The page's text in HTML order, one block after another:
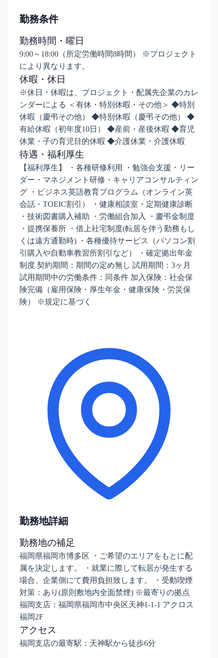
勤務条件
勤務時間・曜日
9:00～18:00（所定労働時間8時間） ※プロジェクト
により異なります。
休暇・休日
※休日・休暇は、プロジェクト・配属先企業のカレ
ンダーによる ＜有休・特別休暇・その他＞ ◆特別
休暇（慶弔その他） ◆特別休暇（慶弔その他） ◆
有給休暇（初年度10日） ◆産前・産後休暇 ◆育児
休業・子の育児目的休暇 ◆介護休業・介護休暇
待遇・福利厚生
【福利厚生】 ・各種研修利用 ・勉強会支援・リー
ダー・マネジメント研修・キャリアコンサルティン
グ ・ビジネス英語教育プログラム（オンライン英
会話・TOEIC割引） ・健康相談室・定期健康診断
・技術図書購入補助 ・労働組合加入 ・慶弔金制度
・提携保養所 ・借上社宅制度(転居を伴う勤務もし
くは遠方通勤時) ・各種優待サービス（パソコン割
引購入や自動車教習所割引など） ・確定拠出年金
制度 契約期間：期間の定め無し 試用期間：3ヶ月
試用期間中の労働条件：同条件 加入保険：社会保
険完備（雇用保険・厚生年金・健康保険・労災保
険） ※規定に基づく
勤務地詳細
勤務地の補足
福岡県福岡市博多区 ・ご希望のエリアをもとに配
属を決定します。 ・就業に際して転居が発生する
場合、企業側にて費用負担致します。 ・受動喫煙
対策：あり(原則敷地内全面禁煙) ※最寄りの拠点
福岡支店：福岡県福岡市中央区天神1-1-1 アクロス
福岡2F
アクセス
福岡支店の最寄駅：天神駅から徒歩6分